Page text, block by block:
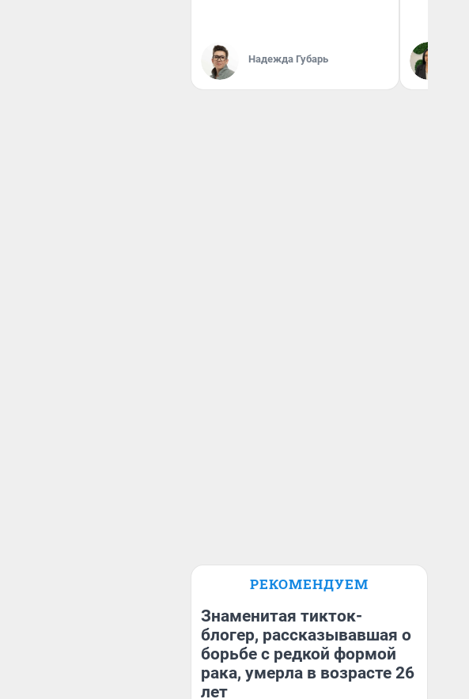
Надежда Губарь
РЕКОМЕНДУЕМ
Знаменитая тикток-
блогер, рассказывавшая о
борьбе с редкой формой
рака, умерла в возрасте 26
лет